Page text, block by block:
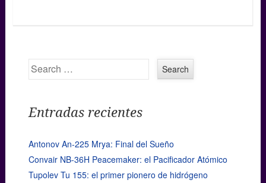
Search
Entradas recientes
Antonov An-225 Mrya: Final del Sueño
Convair NB-36H Peacemaker: el Pacificador Atómico
Tupolev Tu 155: el primer pionero de hidrógeno